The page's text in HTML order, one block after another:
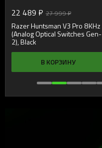
22 489 ₽ 27 999 ₽
Razer Huntsman V3 Pro 8KHz
(Analog Optical Switches Gen-
2), Black
В КОРЗИНУ